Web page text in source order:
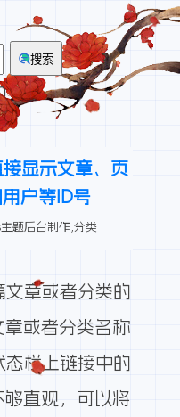
搜索
显示文章、页
户等ID号
题后台制作, 分类
章或者分类的
章或者分类名称
态栏上链接中的
直观，可以将